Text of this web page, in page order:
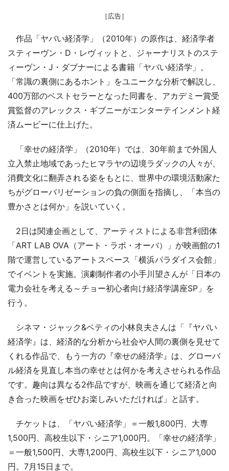
［広告］
作品「ヤバい経済学」（2010年）の原作は、経済学者
スティーヴン・D・レヴィットと、ジャーナリストのステ
ィーヴン・J・ダブナーによる書籍「ヤバい経済学」。
「常識の裏側にあるホント」をユニークな分析で解説し、
400万部のベストセラーとなった同書を、アカデミー賞受
賞監督のアレックス・ギブニーがエンターテインメント経
済ムービーに仕上げた。
「幸せの経済学」（2010年）では、30年前まで外国人
立入禁止地域であったヒマラヤの辺境ラダックの人々が、
消費文化に翻弄される姿をもとに、世界中の環境活動家た
ちがグローバリゼーションの負の側面を指摘し、「本当の
豊かさとは何か」を説いていく。
2日は関連企画として、アーティストによる非営利団体
「ART LAB OVA（アート・ラボ・オーバ）」が映画館の1
階で運営しているアートスペース「横浜パラダイス会館」
でイベントを実施。演劇制作者の小手川望さんが「日本の
電力会社を考える～チョー初心者向け経済学講座SP」を
行う。
シネマ・ジャック&ベティの小林良夫さんは「『ヤバい
経済学』は、経済的な分析から社会や人間の裏側を見せて
くれる作品で、もう一方の『幸せの経済学』は、グローバ
ル経済を見直し本当の幸せとは何かを考えさせられる作品
です。趣向は異なる2作品ですが、映画を通じて経済と向
き合った映画をぜひお楽しみいただければ」と話す。
チケットは、「ヤバい経済学」＝一般1,800円、大専
1,500円、高校生以下・シニア1,000円。「幸せの経済学」
＝一般1,500円、大専1,200円、高校生以下・シニア1,000
円。7月15日まで。